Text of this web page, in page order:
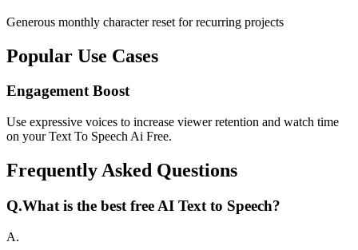
Generous monthly character reset for recurring projects
Popular Use Cases
Engagement Boost
Use expressive voices to increase viewer retention and watch time
on your Text To Speech Ai Free.
Frequently Asked Questions
Q.What is the best free AI Text to Speech?
A.